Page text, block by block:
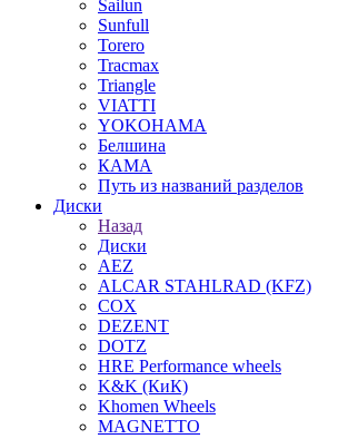
Sailun
Sunfull
Torero
Tracmax
Triangle
VIATTI
YOKOHAMA
Белшина
КАМА
Путь из названий разделов
Диски
Назад
Диски
AEZ
ALCAR STAHLRAD (KFZ)
COX
DEZENT
DOTZ
HRE Performance wheels
K&K (КиК)
Khomen Wheels
MAGNETTO